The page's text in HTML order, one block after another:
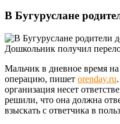
В Бугуруслане
Дошкольник получил
Мальчик в дневное время
операцию, пишет orenday.ru
организация несет
решили, что она должна
взыскать с ответчика в